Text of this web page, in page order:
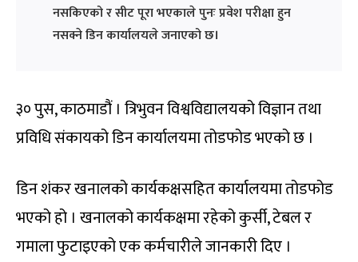
नसकिएको र सीट पूरा भएकाले पुनः प्रवेश परीक्षा हुन
नसक्ने डिन कार्यालयले जनाएको छ।
३० पुस, काठमाडौं । त्रिभुवन विश्वविद्यालयको विज्ञान तथा
प्रविधि संकायको डिन कार्यालयमा तोडफोड भएको छ ।
डिन शंकर खनालको कार्यकक्षसहित कार्यालयमा तोडफोड
भएको हो । खनालको कार्यकक्षमा रहेको कुर्सी, टेबल र
गमाला फुटाइएको एक कर्मचारीले जानकारी दिए ।